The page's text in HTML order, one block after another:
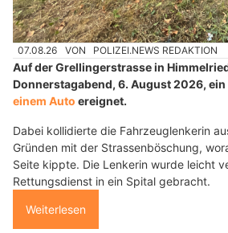
07.08.26 VON POLIZEI.NEWS REDAKTION
Auf der Grellingerstrasse in
Donnerstagabend, 6. August 2026, ein
einem Auto ereignet.
Dabei kollidierte die Fahrzeuglenkerin
Gründen mit der Strassenböschung,
Seite kippte. Die Lenkerin wurde leicht
Rettungsdienst in ein Spital gebracht.
Weiterlesen